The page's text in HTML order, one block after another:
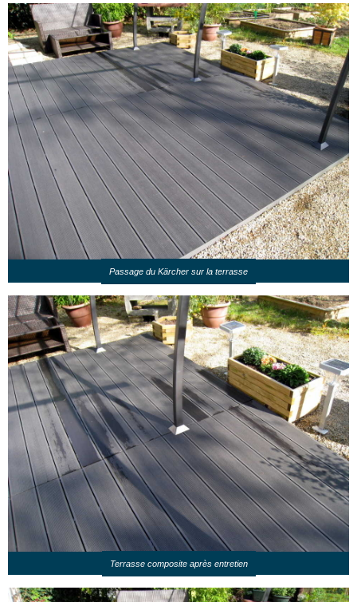
Passage du Kärcher sur la terrasse
Terrasse composite après entretien